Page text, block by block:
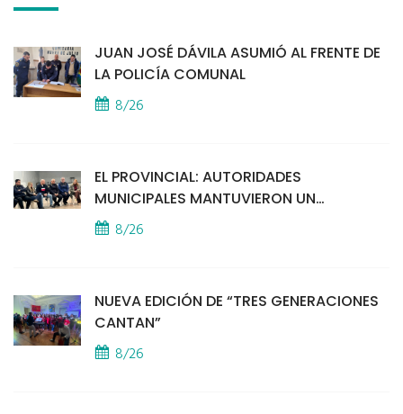
JUAN JOSÉ DÁVILA ASUMIÓ AL FRENTE DE
LA POLICÍA COMUNAL
8/26
EL PROVINCIAL: AUTORIDADES
MUNICIPALES MANTUVIERON UN
ENCUENTRO CON VECINOS POR LA
SEGURIDAD
8/26
NUEVA EDICIÓN DE “TRES GENERACIONES
CANTAN”
8/26